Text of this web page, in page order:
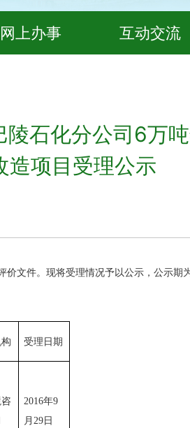
网上办事 互动交流
石化分公司6万
造项目受理公示
价文件。现将受理情况予以公示，公示期
受理日期
2016年9
月29 日